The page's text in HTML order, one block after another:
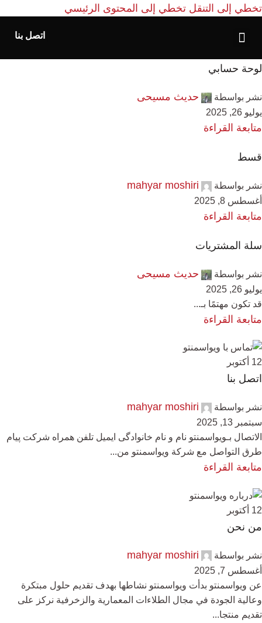
تخطي إلى التنقل تخطي إلى المحتوى الرئيسي
اتصل بنا
لوحة حسابي
نشر بواسطة حدیث مسیحی
يوليو 26, 2025
متابعة القراءة
قسط
نشر بواسطة mahyar moshiri
أغسطس 8, 2025
متابعة القراءة
سلة المشتريات
نشر بواسطة حدیث مسیحی
يوليو 26, 2025
قد تكون مهتمًا بـ...
متابعة القراءة
12 أكتوبر
اتصل بنا
نشر بواسطة mahyar moshiri
سبتمبر 13, 2025
الاتصال بـویواسمنتو نام و نام خانوادگی ایمیل تلفن همراه شرکت پیام
طرق التواصل مع شركة ویواسمنتو من...
متابعة القراءة
12 أكتوبر
من نحن
نشر بواسطة mahyar moshiri
أغسطس 7, 2025
عن ویواسمنتو بدأت ویواسمنتو نشاطها بهدف تقديم حلول مبتكرة
وعالية الجودة في مجال الطلاءات المعمارية والزخرفية نركز على
تقديم منتجا...